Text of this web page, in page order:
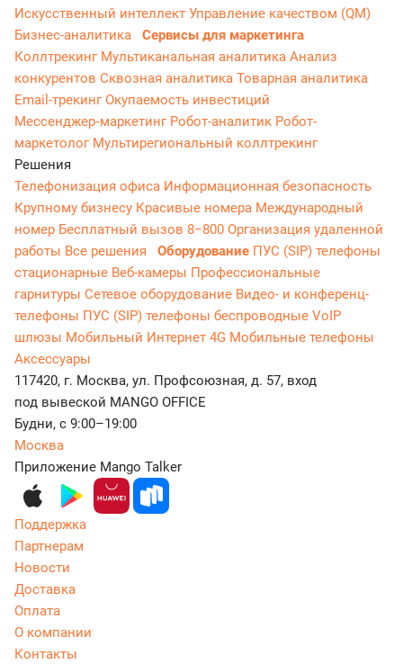
Искусственный интеллект Управление качеством (QM)
Бизнес-аналитика
Сервисы для маркетинга
Коллтрекинг Мультиканальная аналитика Анализ
конкурентов Сквозная аналитика Товарная аналитика
Email-трекингОкупаемость инвестиций
Мессенджер‑маркетинг Робот-аналитик Робот-
маркетолог Мультирегиональный коллтрекинг
Решения
Телефонизация офиса Информационная безопасность
Крупному бизнесу Красивые номера Международный
номер Бесплатный вызов 8−800 Организация удаленной
работы Все решения Оборудование ПУС (SIP) телефоны
стационарные Веб-камеры Профессиональные
гарнитуры Сетевое оборудование Видео- и конференц-
телефоны ПУС (SIP) телефоны беспроводные VoIP
шлюзы Мобильный Интернет 4G Мобильные телефоны
Аксессуары
117420, г. Москва, ул. Профсоюзная, д. 57, вход
под вывеской MANGO OFFICE
Будни, с 9:00–19:00
Москва
Приложение Mango Talker
Поддержка
Партнерам
Новости
Доставка
Оплата
О компании
Контакты